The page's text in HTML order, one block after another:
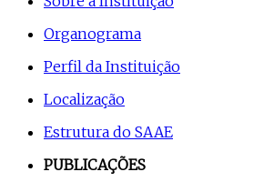
Organograma
Perfil da Instituição
Localização
Estrutura do SAAE
PUBLICAÇÕES